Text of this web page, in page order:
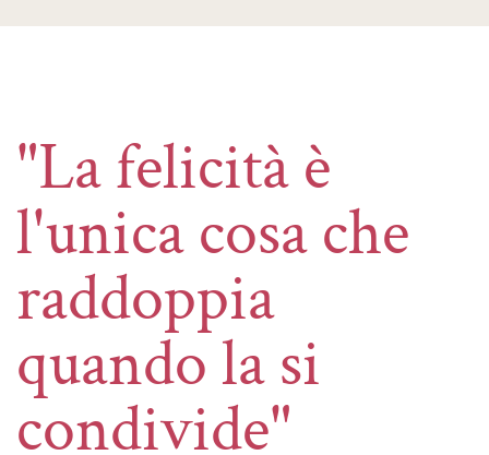
"La felicità è
l'unica cosa che
raddoppia
quando la si
condivide"